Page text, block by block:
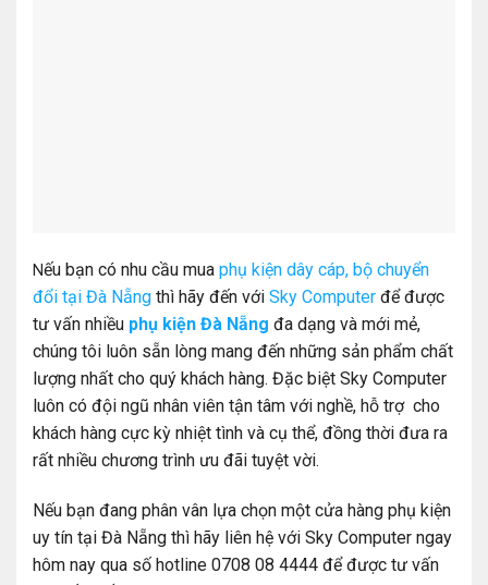
Nếu bạn có nhu cầu mua phụ kiện dây cáp, bộ chuyển
đổi tại Đà Nẵng thì hãy đến với Sky Computer để được
tư vấn nhiều phụ kiện Đà Nẵng đa dạng và mới mẻ,
chúng tôi luôn sẵn lòng mang đến những sản phẩm chất
lượng nhất cho quý khách hàng. Đặc biệt Sky Computer
luôn có đội ngũ nhân viên tận tâm với nghề, hỗ trợ cho
khách hàng cực kỳ nhiệt tình và cụ thể, đồng thời đưa ra
rất nhiều chương trình ưu đãi tuyệt vời.
Nếu bạn đang phân vân lựa chọn một cửa hàng phụ kiện
uy tín tại Đà Nẵng thì hãy liên hệ với Sky Computer ngay
hôm nay qua số hotline 0708 08 4444 để được tư vấn